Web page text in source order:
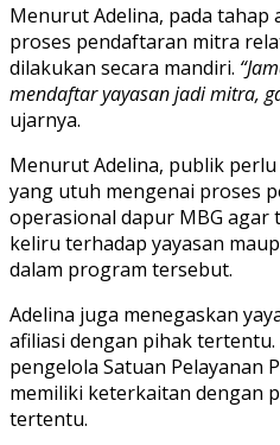
Menurut Adelina, pada tahap
proses pendaftaran mitra
dilakukan secara mandiri.
mendaftar yayasan jadi mitra,
ujarnya.
Menurut Adelina, publik
yang utuh mengenai proses
operasional dapur MBG agar
keliru terhadap yayasan
dalam program tersebut.
Adelina juga menegaskan
afiliasi dengan pihak
pengelola Satuan Pelayanan
memiliki keterkaitan dengan
tertentu.